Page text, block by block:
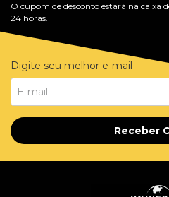
O cupom de desconto estará na caixa
24 horas.
Digite seu melhor e-mail
Receber